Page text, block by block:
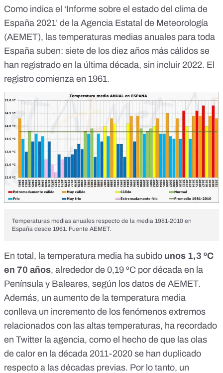
Como indica el ‘Informe sobre el estado del clima de
España 2021’ de la Agencia Estatal de Meteorología
(AEMET), las temperaturas medias anuales para toda
España suben: siete de los diez años más cálidos se
han registrado en la última década, sin incluir 2022. El
registro comienza en 1961.
Temperaturas medias anuales respecto de la media 1981-2010 en
España desde 1961. Fuente AEMET.
En total, la temperatura media ha subido unos 1,3 ºC
en 70 años, alrededor de 0,19 ºC por década en la
Península y Baleares, según los datos de AEMET.
Además, un aumento de la temperatura media
conlleva un incremento de los fenómenos extremos
relacionados con las altas temperaturas, ha recordado
en Twitter la agencia, como el hecho de que las olas
de calor en la década 2011-2020 se han duplicado
respecto a las décadas previas. Por lo tanto, un